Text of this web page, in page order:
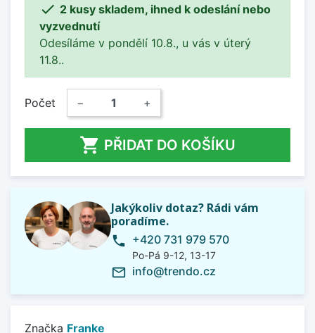
 2 kusy skladem, ihned k odeslání nebo
vyzvednutí
Odesíláme v pondělí 10.8., u vás v úterý
11.8..
Počet − +
 PŘIDAT DO KOŠÍKU
Jakýkoliv dotaz? Rádi vám
poradíme.
phone +420 731 979 570
Po-Pá 9-12, 13-17
mail_outline info@trendo.cz
Značka Franke